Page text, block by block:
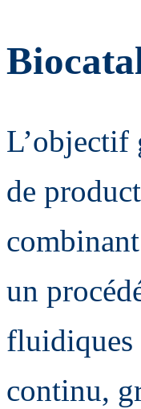
L’objectif
de
un
fluidiques
continu,